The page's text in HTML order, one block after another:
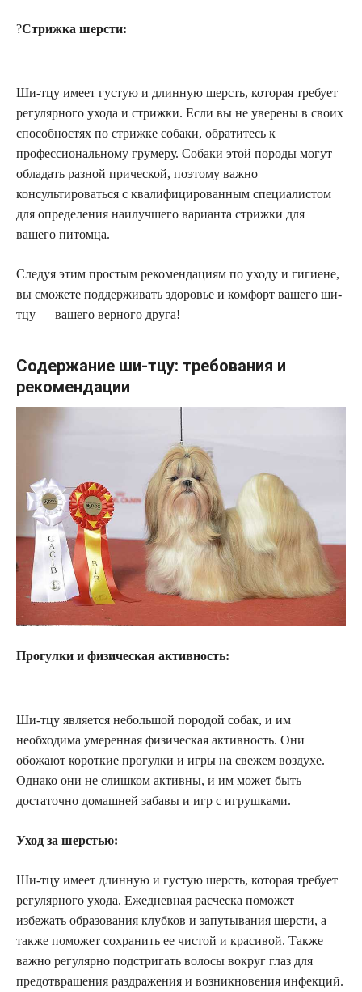
?Стрижка шерсти:
Ши-тцу имеет густую и длинную шерсть, которая требует
регулярного ухода и стрижки. Если вы не уверены в своих
способностях по стрижке собаки, обратитесь к
профессиональному грумеру. Собаки этой породы могут
обладать разной прической, поэтому важно
консультироваться с квалифицированным специалистом
для определения наилучшего варианта стрижки для
вашего питомца.
Следуя этим простым рекомендациям по уходу и гигиене,
вы сможете поддерживать здоровье и комфорт вашего ши-
тцу — вашего верного друга!
Содержание ши-тцу: требования и
рекомендации
Прогулки и физическая активность:
Ши-тцу является небольшой породой собак, и им
необходима умеренная физическая активность. Они
обожают короткие прогулки и игры на свежем воздухе.
Однако они не слишком активны, и им может быть
достаточно домашней забавы и игр с игрушками.
Уход за шерстью:
Ши-тцу имеет длинную и густую шерсть, которая требует
регулярного ухода. Ежедневная расческа поможет
избежать образования клубков и запутывания шерсти, а
также поможет сохранить ее чистой и красивой. Также
важно регулярно подстригать волосы вокруг глаз для
предотвращения раздражения и возникновения инфекций.